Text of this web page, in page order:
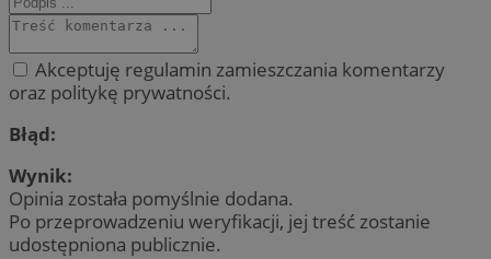
Akceptuję regulamin zamieszczania komentarzy
oraz politykę prywatności.
Błąd:
Wynik:
Opinia została pomyślnie dodana.
Po przeprowadzeniu weryfikacji, jej treść zostanie
udostępniona publicznie.